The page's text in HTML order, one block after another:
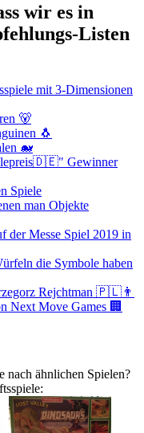
wir es in
Listen
mit 3-Dimensionen
🐻
🐧
🐋
Gewinner
Spiele
man Objekte
der Messe Spiel 2019 in
die Symbole haben
Rejchtman 🇵🇱👨
Next Move Games 🏢
ähnlichen Spielen?